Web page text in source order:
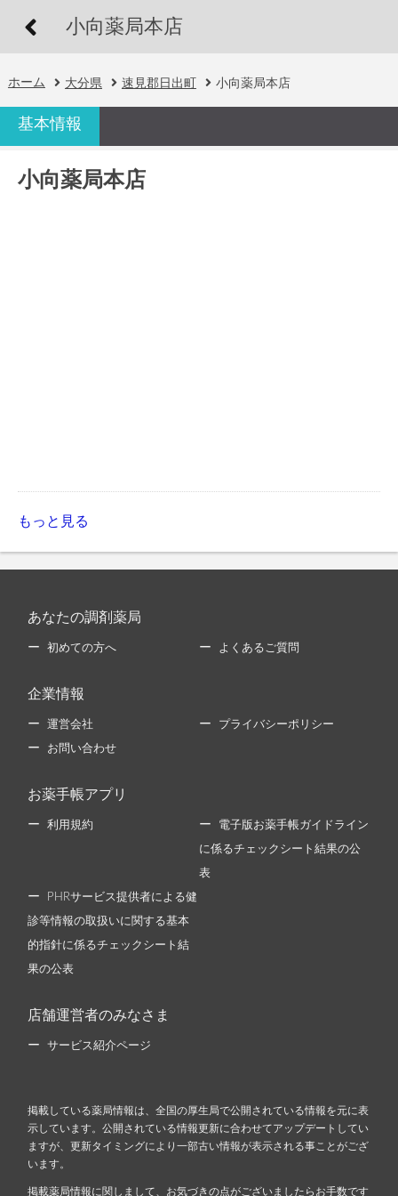
小向薬局本店
ホーム 大分県 速見郡日出町 小向薬局本店
基本情報
小向薬局本店
もっと見る
あなたの調剤薬局
初めての方へ よくあるご質問
企業情報
運営会社 プライバシーポリシー
お問い合わせ
お薬手帳アプリ
利用規約 電子版お薬手帳ガイドライン
に係るチェックシート結果の公
表
PHRサービス提供者による健
診等情報の取扱いに関する基本
的指針に係るチェックシート結
果の公表
店舗運営者のみなさま
サービス紹介ページ
掲載している薬局情報は、全国の厚生局で公開されている情報を元に表
示しています。公開されている情報更新に合わせてアップデートしてい
ますが、更新タイミングにより一部古い情報が表示される事ことがござ
います。
掲載薬局情報に関しまして、お気づきの点がございましたらお手数です